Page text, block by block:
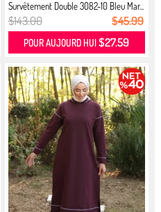
Survêtement Double 3082-10 Bleu Mar...
$143.00 $45.99
POUR AUJOURD HUI$27.59